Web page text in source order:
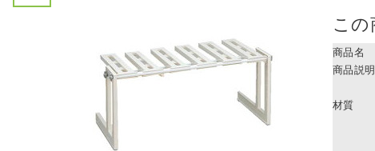
この
商品名
商品説明
材質